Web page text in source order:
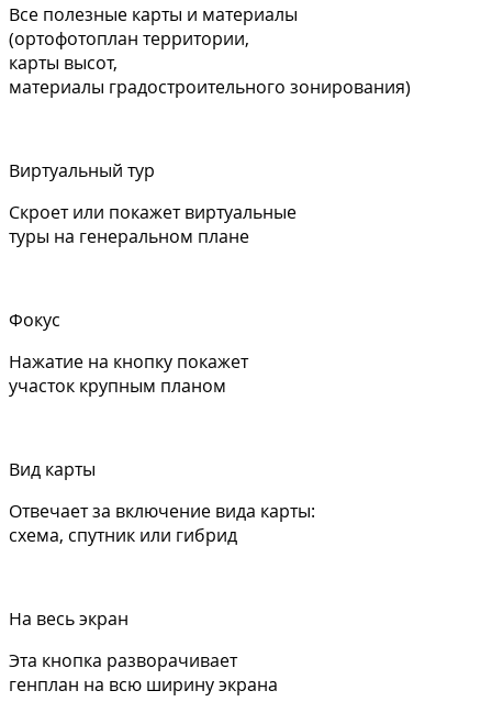
Все полезные карты и материалы
(ортофотоплан территории,
карты высот,
материалы градостроительного зонирования)
Виртуальный тур
Скроет или покажет виртуальные
туры на генеральном плане
Фокус
Нажатие на кнопку покажет
участок крупным планом
Вид карты
Отвечает за включение вида карты:
схема, спутник или гибрид
На весь экран
Эта кнопка разворачивает
генплан на всю ширину экрана